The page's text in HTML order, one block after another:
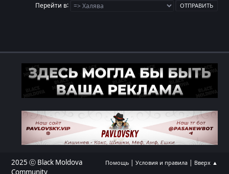
Перейти в
Помощь| Условия и правила| Вверх ▲
2025 ⓒ Black Moldova
Community